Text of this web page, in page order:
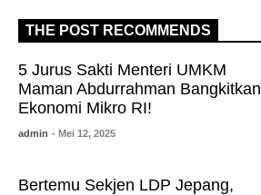
THE POST RECOMMENDS
5 Jurus Sakti Menteri UMKM
Maman Abdurrahman Bangkitkan
Ekonomi Mikro RI!
admin - Mei 12, 2025
Bertemu Sekjen LDP Jepang,